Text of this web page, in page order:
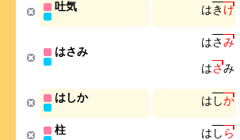
吐気 はき け
はさみ
はさみ
はさみ
はしか は しか
柱 は し ら